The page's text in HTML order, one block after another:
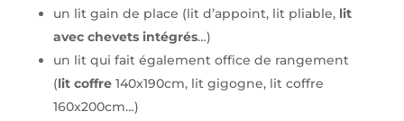
un lit gain de place (lit d’appoint, lit pliable, lit
avec chevets intégrés…)
un lit qui fait également office de rangement
(lit coffre140x190cm, lit gigogne, lit coffre
160x200cm…)